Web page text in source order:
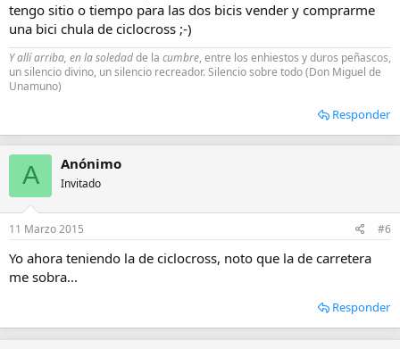
tengo sitio o tiempo para las dos bicis vender y comprarme
una bici chula de ciclocross ;-)
Y allí arriba, en la soledadde la cumbre, entre los enhiestos y duros peñascos,
un silencio divino, un silencio recreador. Silencio sobre todo (Don Miguel de
Unamuno)
Responder
A Anónimo
Invitado
11 Marzo 2015 #6
Yo ahora teniendo la de ciclocross, noto que la de carretera
me sobra...
Responder